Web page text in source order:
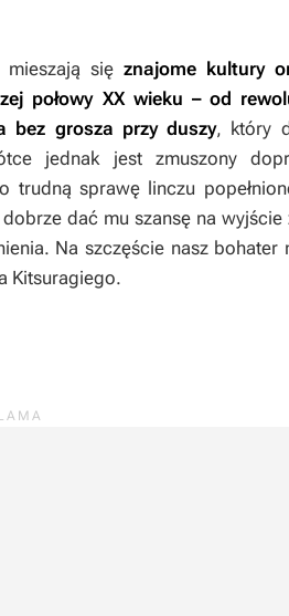
się znajome kultury
połowy XX wieku – od
bez grosza przy duszy, który
jednak jest zmuszony
sprawę linczu
dać mu szansę na wyjście
Na szczęście nasz
Kitsuragiego.